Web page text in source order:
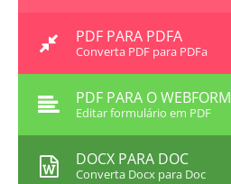
PDF PARA PDFA
Converta PDF para PDFa
PDF PARA O WEBFORM
Editar formulário em PDF
DOCX PARA DOC
Converta Docx para Doc